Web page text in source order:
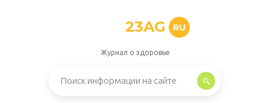
23AG RU
Журнал о здоровье